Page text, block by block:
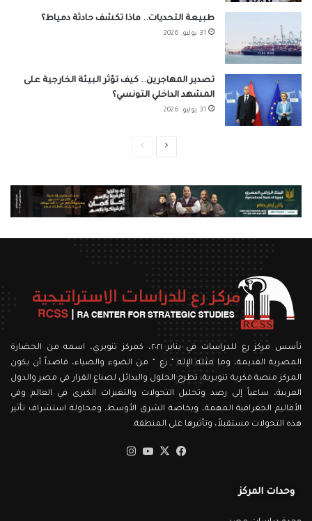
طبيعة التحديات.. ماذا تكشف حادثة دمياط؟
31 يوليو، 2026
تصدير المهاجرين.. كيف تؤثر البيئة الخارجية على
المشهد الداخلي التونسي؟
31 يوليو، 2026
الصفحةالصفحة
تأسس مركز رع للدراسات في يناير ٢٠٢١، كمركز تنويري، اسمه من الحضارة
المصرية القديمة، وما مثله الإله ” رع ” من الضوء والضياء، قاصداً أن يكون
المركز منصة فكرية تنويرية، تطرح الحلول والبدائل لصناع القرار في مصر والدول
العربية، ساعياً إلى رصد وتحليل التحولات والتغيرات الكبرى في العالم وفي
الأقاليم الجغرافية المهمة، وبخاصة الشرق الأوسط، ومحاولة استشراف تأثير
هذه التحولات مستقبلاً، وتأثيرها على المنطقة.
فيسبوك
‫X
‫YouTube
وحدات المركز